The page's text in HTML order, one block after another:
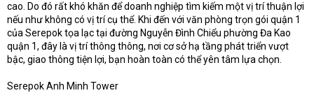
cao. Do đó rất khó khăn để doanh nghiệp tìm kiếm một vị trí thuận lợi
nếu như không có vị trí cụ thể. Khi đến với văn phòng trọn gói quận 1
của Serepok tọa lạc tại đường Nguyễn Đình Chiểu phường Đa Kao
quận 1, đây là vị trí thông thông, nơi cơ sở hạ tầng phát triển vượt
bậc, giao thông tiện lợi, bạn hoàn toàn có thể yên tâm lựa chọn.
Serepok Anh Minh Tower